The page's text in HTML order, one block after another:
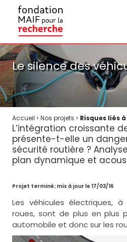
Le silence des
Accueil › Nos projets › Risques liés
L’intégration croissante
présente-t-elle un
sécurité routière ?
plan dynamique et
Projet terminé; mis à jour le 17/03/16
Les véhicules électriques,
roues, sont de plus en plus
automobile et donc sur les